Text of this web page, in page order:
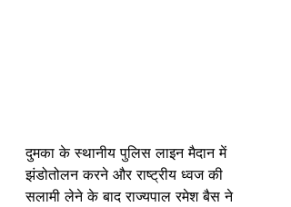
दुमका के स्थानीय पुलिस लाइन मैदान में
झंडोतोलन करने और राष्ट्रीय ध्वज की
सलामी लेने के बाद राज्यपाल रमेश बैस ने